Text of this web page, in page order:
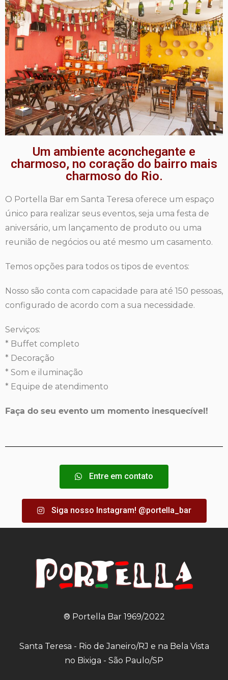
Um ambiente aconchegante e
charmoso, no coração do bairro mais
charmoso do Rio.
O Portella Bar em Santa Teresa oferece um espaço
único para realizar seus eventos, seja uma festa de
aniversário, um lançamento de produto ou uma
reunião de negócios ou até mesmo um casamento.
Temos opções para todos os tipos de eventos:
Nosso são conta com capacidade para até 150 pessoas,
configurado de acordo com a sua necessidade.
Serviços:
* Buffet completo
* Decoração
* Som e iluminação
* Equipe de atendimento
Faça do seu evento um momento inesquecível!
Entre em contato
Siga nosso Instagram! @portella_bar
® Portella Bar 1969/2022
Santa Teresa - Rio de Janeiro/RJ e na Bela Vista
no Bixiga - São Paulo/SP